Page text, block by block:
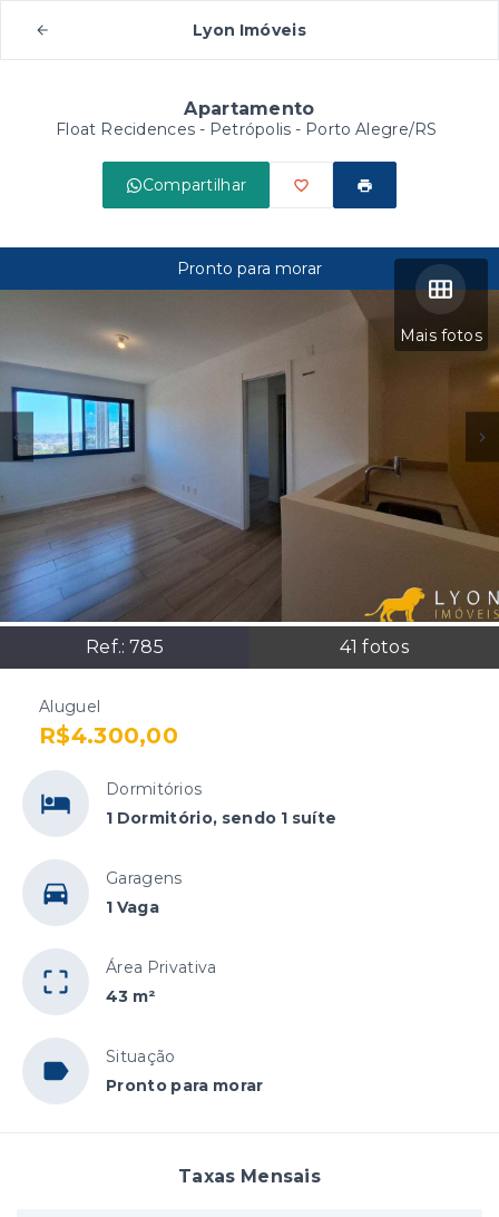
Lyon Imóveis
Apartamento
Float Recidences - Petrópolis - Porto Alegre/RS
Compartilhar
Mais fotos
Ref.:785 41 fotos
Pronto para morar
Aluguel
R$4.300,00
Dormitórios
1 Dormitório, sendo 1 suíte
Garagens
1 Vaga
Área Privativa
43 m²
Situação
Pronto para morar
Taxas Mensais